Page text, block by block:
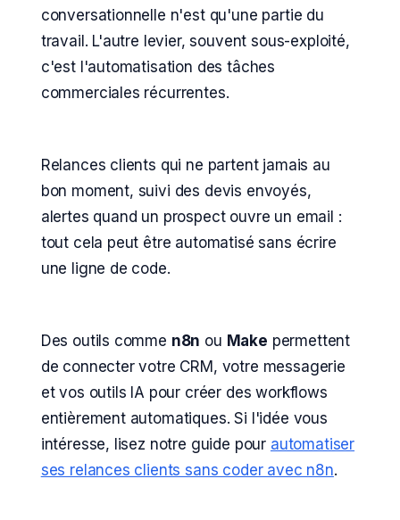
conversationnelle n'est qu'une partie du
travail. L'autre levier, souvent sous-exploité,
c'est l'automatisation des tâches
commerciales récurrentes.
Relances clients qui ne partent jamais au
bon moment, suivi des devis envoyés,
alertes quand un prospect ouvre un email :
tout cela peut être automatisé sans écrire
une ligne de code.
Des outils comme n8n ou Make permettent
de connecter votre CRM, votre messagerie
et vos outils IA pour créer des workflows
entièrement automatiques. Si l'idée vous
intéresse, lisez notre guide pour automatiser
ses relances clients sans coder avec n8n.